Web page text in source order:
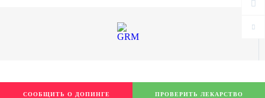
СООБЩИТЬ О ДОПИНГЕ ПРОВЕРИТЬ ЛЕКАРСТВО